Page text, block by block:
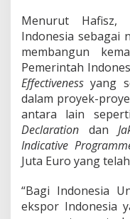
Menurut
Indonesia sebagai
membangun
Pemerintah
Effectiveness yang
dalam proyek-
antara lain
Declaration dan
Indicative
Juta Euro yang
“Bagi Indonesia
ekspor Indonesia